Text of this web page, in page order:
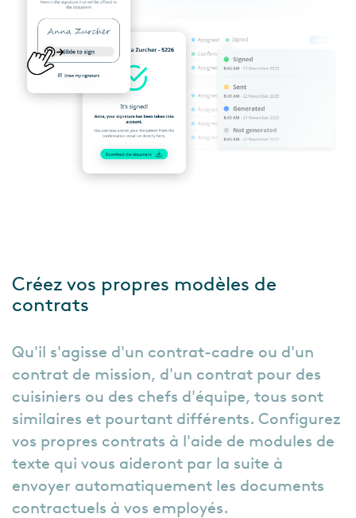
Créez vos propres modèles de
contrats
Qu'il s'agisse d'un contrat-cadre ou d'un
contrat de mission, d'un contrat pour des
cuisiniers ou des chefs d'équipe, tous sont
similaires et pourtant différents. Configurez
vos propres contrats à l'aide de modules de
texte qui vous aideront par la suite à
envoyer automatiquement les documents
contractuels à vos employés.